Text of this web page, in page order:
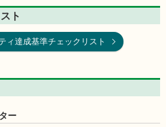
ト
ィ達成基準チェックリスト
ー